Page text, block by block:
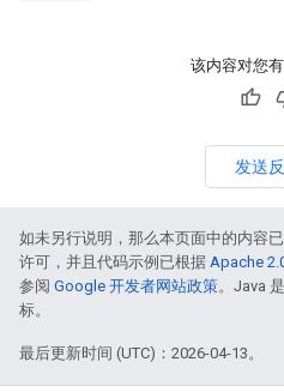
该内容对您
发送
如未另行说明，那么本页面中的内容
许可，并且代码示例已根据 Apache
参阅 Google 开发者网站政策。Java
标。
最后更新时间 (UTC)：2026-04-13。